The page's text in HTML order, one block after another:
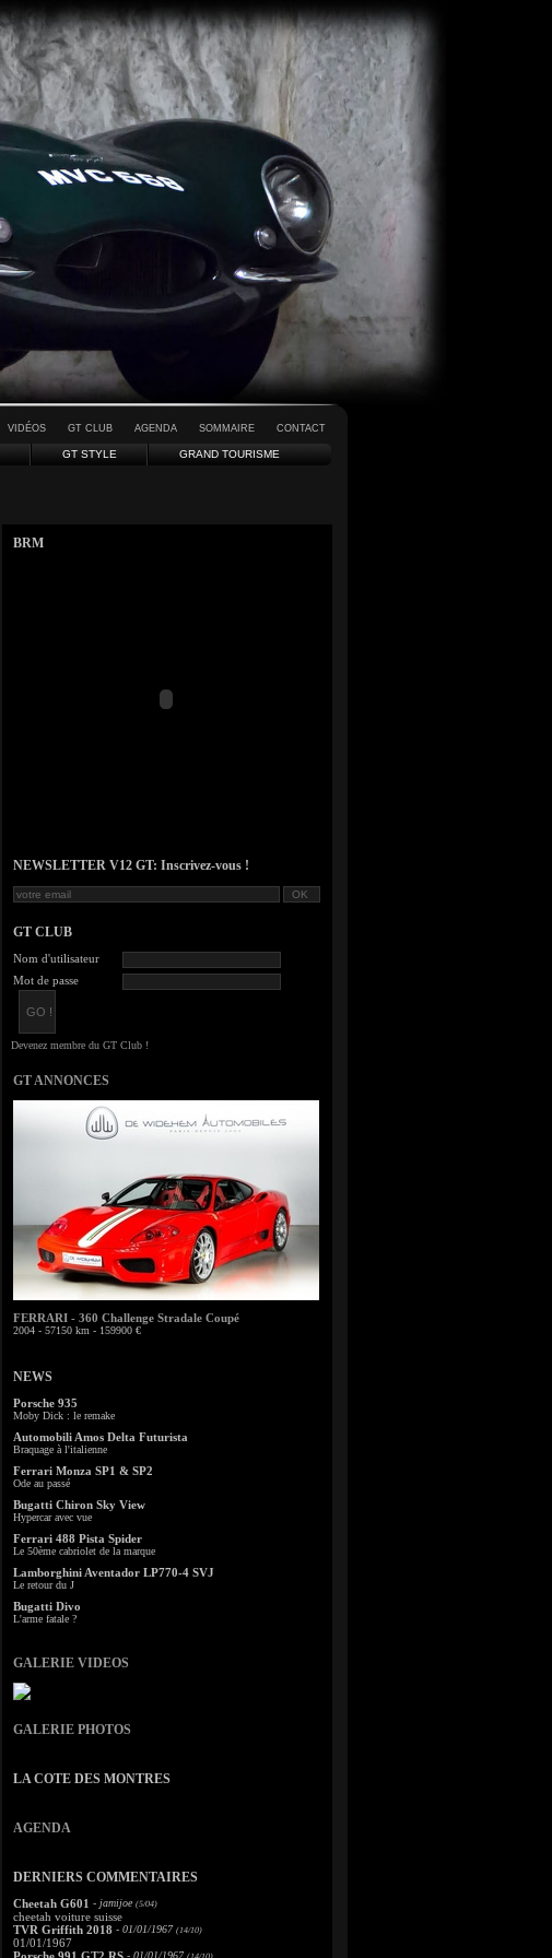
VIDÉOS GT CLUB AGENDA SOMMAIRE CONTACT
GT STYLE GRAND TOURISME
BRM
NEWSLETTER V12 GT: Inscrivez-vous !
GT CLUB
Nom d'utilisateur
Mot de passe
GT ANNONCES
FERRARI - 360 Challenge Stradale Coupé
2004 - 57150 km - 159900 €
NEWS
Porsche 935
Moby Dick : le remake
Automobili Amos Delta Futurista
Braquage à l'italienne
Ferrari Monza SP1 & SP2
Ode au passé
Bugatti Chiron Sky View
Hypercar avec vue
Ferrari 488 Pista Spider
Le 50ème cabriolet de la marque
Lamborghini Aventador LP770-4 SVJ
Le retour du J
Bugatti Divo
L'arme fatale ?
GALERIE VIDEOS
GALERIE PHOTOS
LA COTE DES MONTRES
AGENDA
DERNIERS COMMENTAIRES
Cheetah G601 - jamijoe (5/04)
cheetah voiture suisse
TVR Griffith 2018 - 01/01/1967 (14/10)
01/01/1967
- 01/01/1967